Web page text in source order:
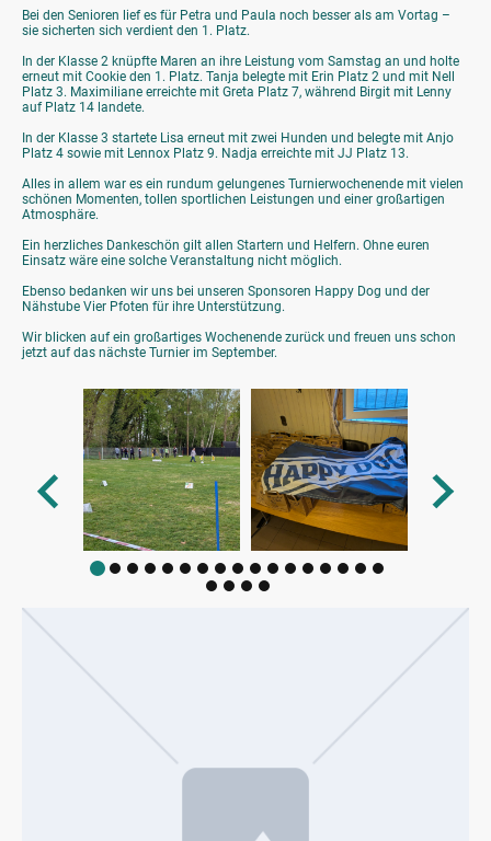
Bei den Senioren lief es für Petra und Paula noch besser als am Vortag –
sie sicherten sich verdient den 1. Platz.
In der Klasse 2 knüpfte Maren an ihre Leistung vom Samstag an und holte
erneut mit Cookie den 1. Platz. Tanja belegte mit Erin Platz 2 und mit Nell
Platz 3. Maximiliane erreichte mit Greta Platz 7, während Birgit mit Lenny
auf Platz 14 landete.
In der Klasse 3 startete Lisa erneut mit zwei Hunden und belegte mit Anjo
Platz 4 sowie mit Lennox Platz 9. Nadja erreichte mit JJ Platz 13.
Alles in allem war es ein rundum gelungenes Turnierwochenende mit vielen
schönen Momenten, tollen sportlichen Leistungen und einer großartigen
Atmosphäre.
Ein herzliches Dankeschön gilt allen Startern und Helfern. Ohne euren
Einsatz wäre eine solche Veranstaltung nicht möglich.
Ebenso bedanken wir uns bei unseren Sponsoren Happy Dog und der
Nähstube Vier Pfoten für ihre Unterstützung.
Wir blicken auf ein großartiges Wochenende zurück und freuen uns schon
jetzt auf das nächste Turnier im September.